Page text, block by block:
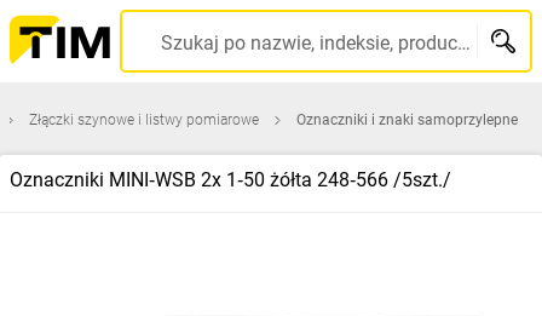
Szukaj po nazwie, indeksie, producencie, kodzie kreskowym...
Złączki szynowe i listwy pomiarowe Oznaczniki i znaki samoprzylepne
Oznaczniki MINI‑WSB 2x 1‑50 żółta 248‑566 /5szt./